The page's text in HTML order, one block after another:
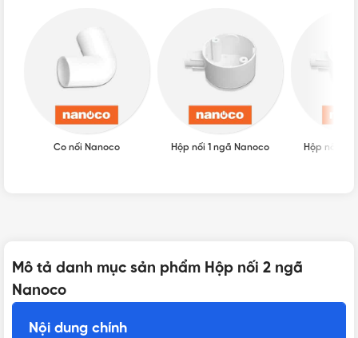
Co nối Nanoco Hộp nối 1 ngã Nanoco Hộp nối 2
Mô tả danh mục sản phẩm Hộp nối 2 ngã
Nanoco
Nội dung chính